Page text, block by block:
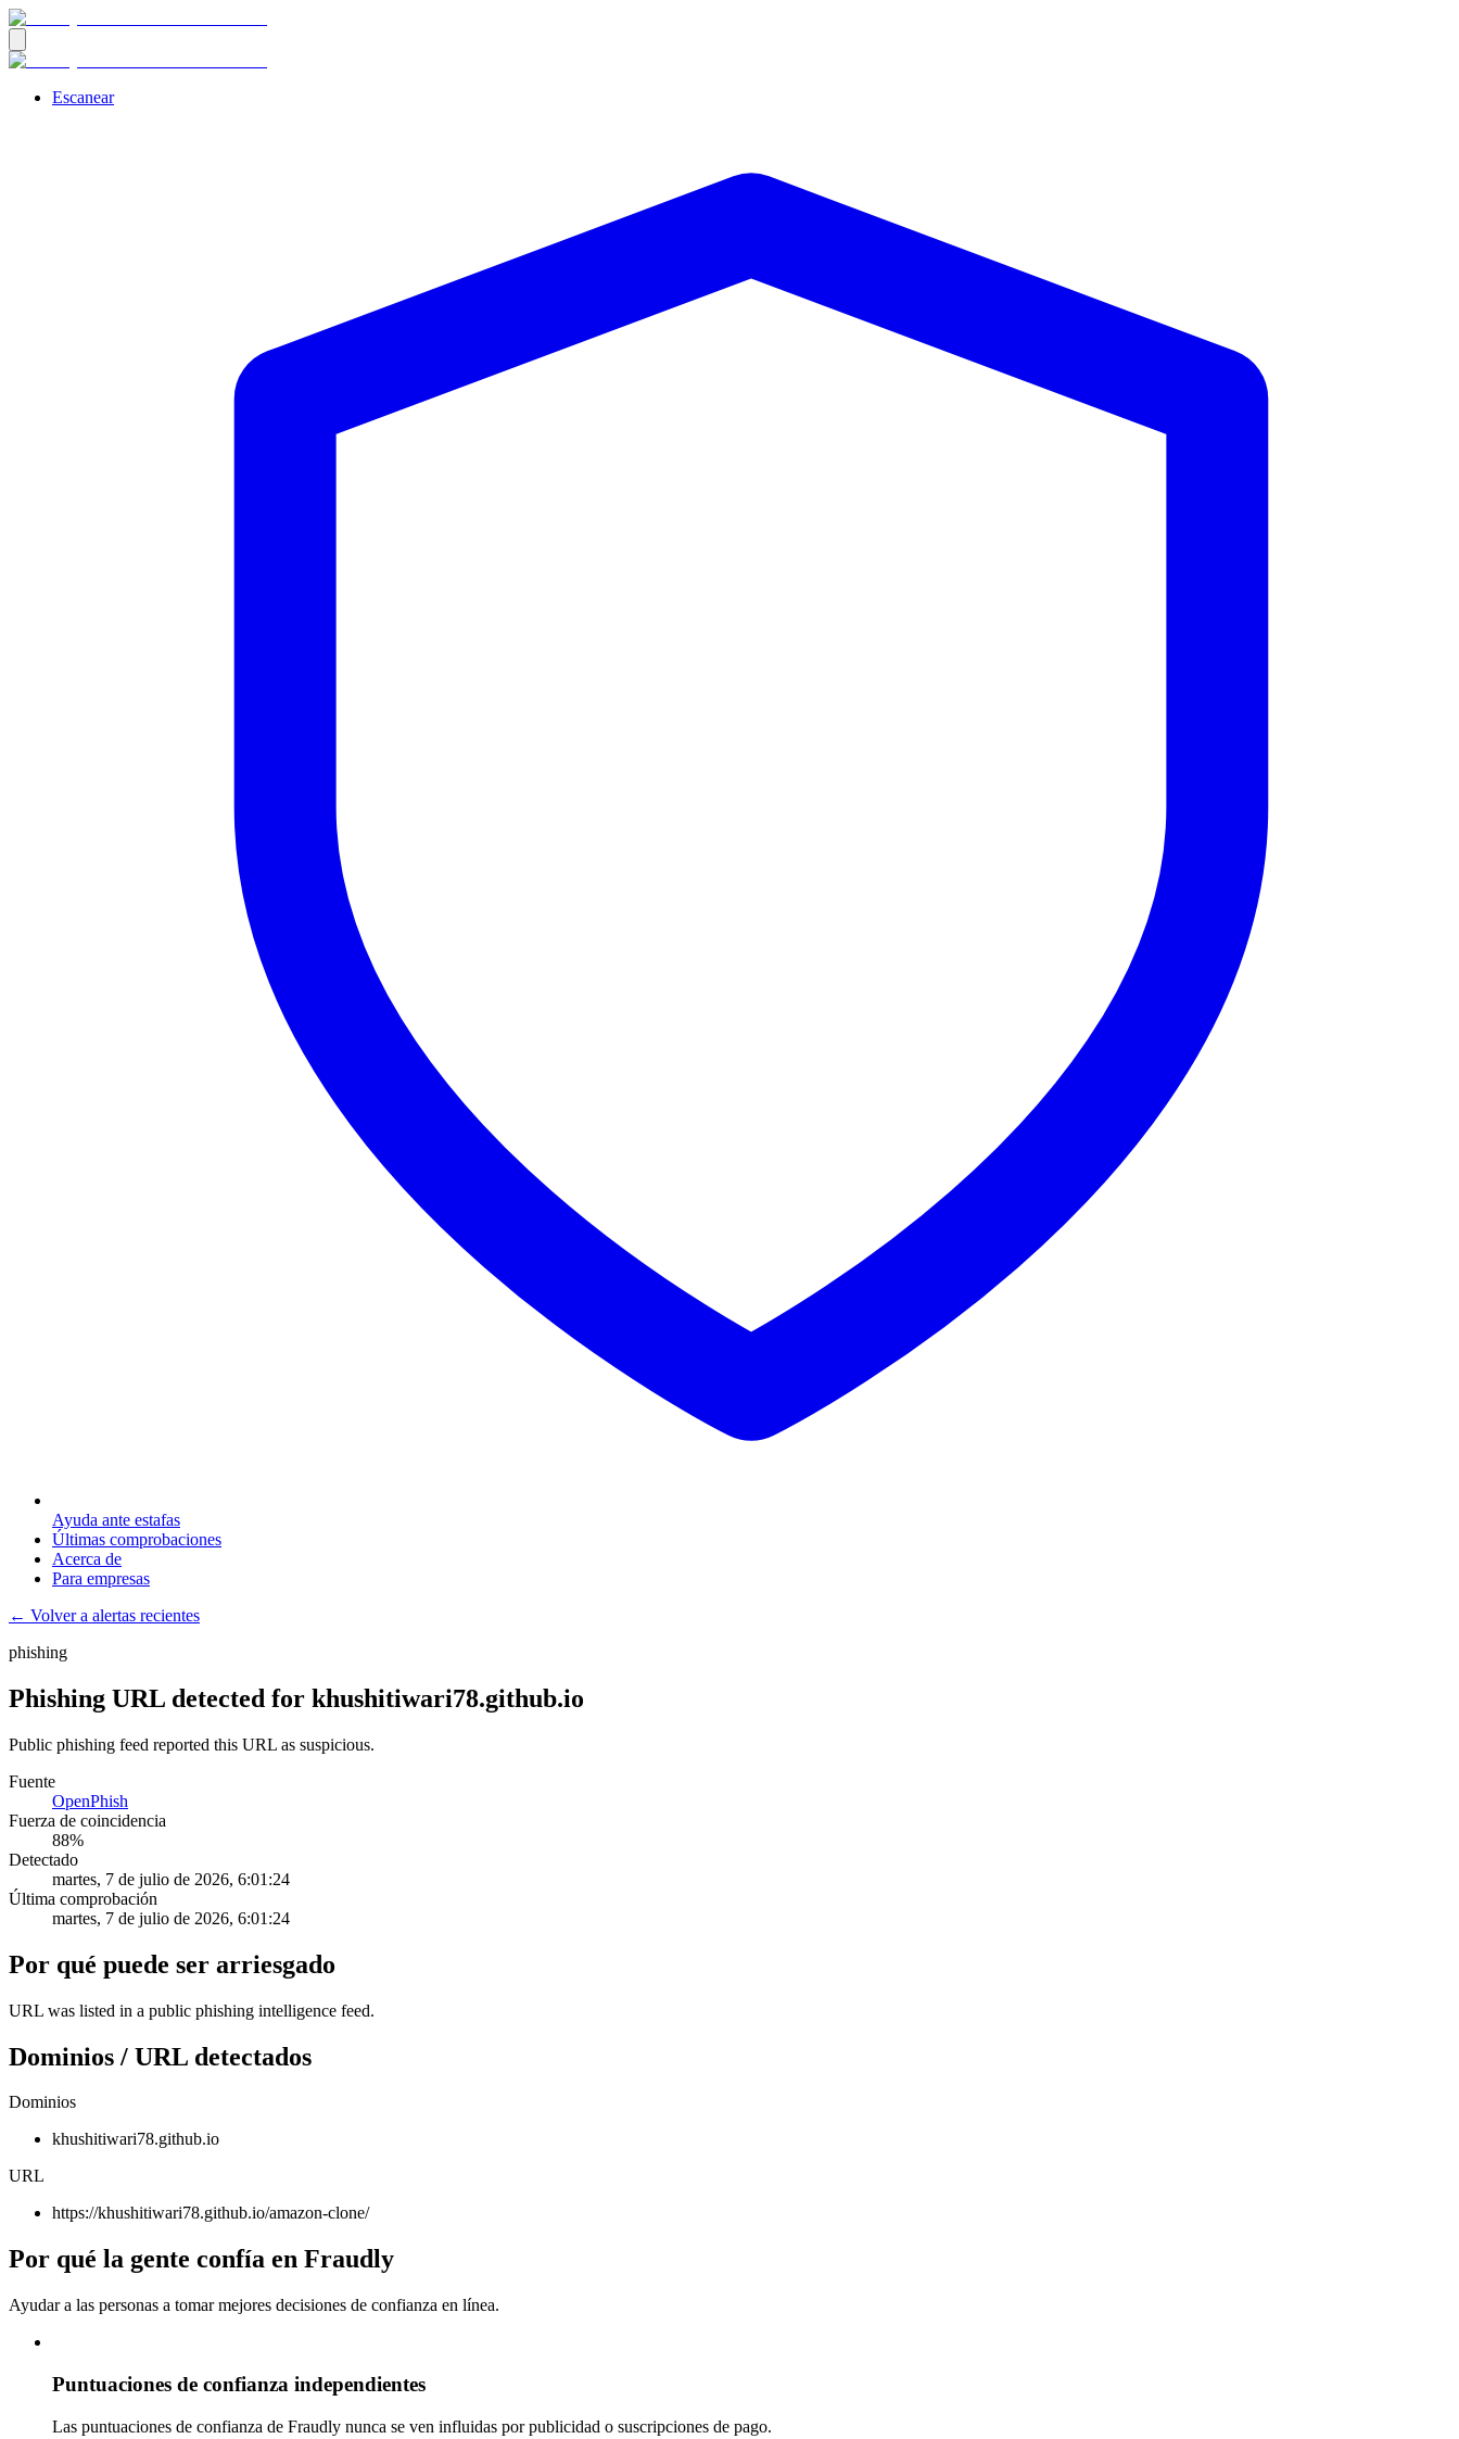
Escanear
Ayuda ante estafas
Últimas comprobaciones
Acerca de
Para empresas
← Volver a alertas recientes
phishing
Phishing URL detected for khushitiwari78.github.io
Public phishing feed reported this URL as suspicious.
Fuente
OpenPhish
Fuerza de coincidencia
88%
Detectado
martes, 7 de julio de 2026, 6:01:24
Última comprobación
martes, 7 de julio de 2026, 6:01:24
Por qué puede ser arriesgado
URL was listed in a public phishing intelligence feed.
Dominios / URL detectados
Dominios
khushitiwari78.github.io
URL
https://khushitiwari78.github.io/amazon-clone/
Por qué la gente confía en Fraudly
Ayudar a las personas a tomar mejores decisiones de confianza en línea.
Puntuaciones de confianza independientes
Las puntuaciones de confianza de Fraudly nunca se ven influidas por publicidad o suscripciones de pago.